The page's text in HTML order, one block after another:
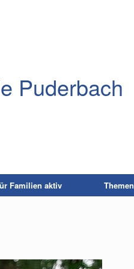
Puderbach
Familien aktiv Themen